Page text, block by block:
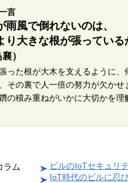
言
雨風で倒れないのは、
り大きな根が張っている
）
った根が大木を支えるように
その裏で人一倍の努力が欠か
の積み重ねがいかに大切かを
ラム
ビルのIoTセキュリ
IoT時代のビルに忍